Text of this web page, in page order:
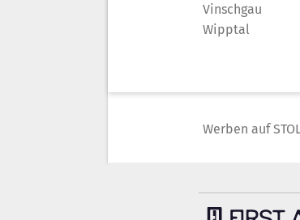
Vinschgau
Wipptal
Werben auf